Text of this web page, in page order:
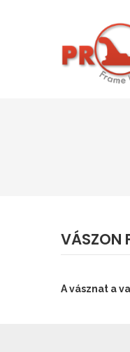
VÁSZON
A vásznat a